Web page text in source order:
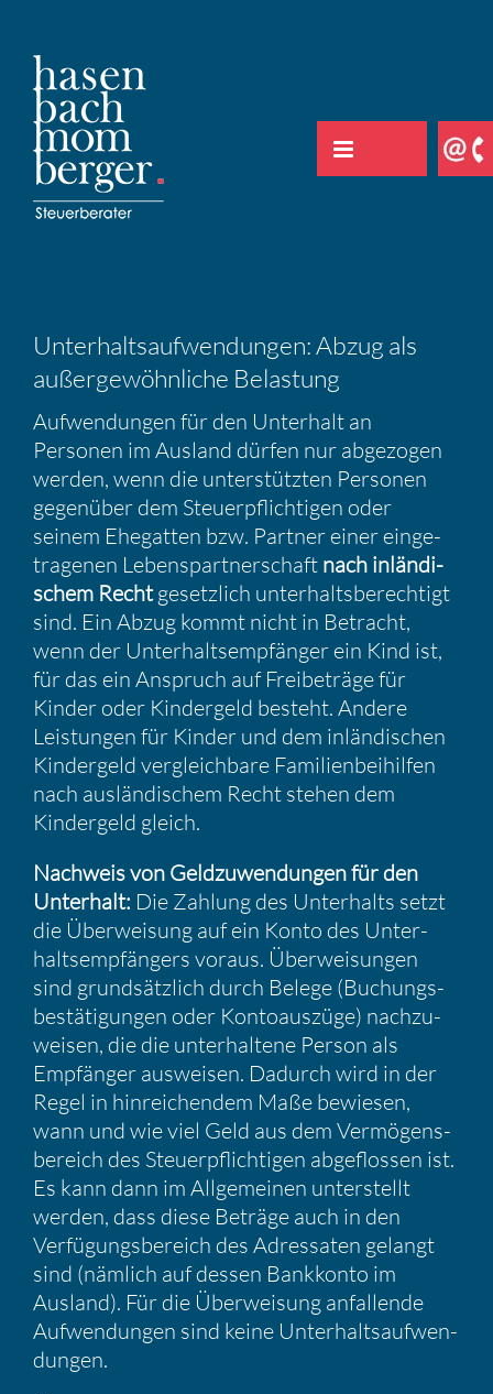
springen
Unter­halts­auf­wen­dungen: Abzug als
außer­ge­wöhn­liche Belas­tung
Aufwen­dungen für den Unter­halt an
Personen im Ausland dürfen nur abgezogen
werden, wenn die unter­stützten Personen
gegen­über dem Steuer­pflich­tigen oder
seinem Ehegatten bzw. Partner einer einge­
tra­genen Lebens­part­ner­schaft nach inlän­di­
schem Rechtgesetz­lich unter­halts­be­rech­tigt
sind. Ein Abzug kommt nicht in Betracht,
wenn der Unter­halts­emp­fänger ein Kind ist,
für das ein Anspruch auf Freibe­träge für
Kinder oder Kinder­geld besteht. Andere
Leistungen für Kinder und dem inlän­di­schen
Kinder­geld vergleich­bare Famili­en­bei­hilfen
nach auslän­di­schem Recht stehen dem
Kinder­geld gleich.
Nachweis von Geldzu­wen­dungen für den
Unter­halt: Die Zahlung des Unter­halts setzt
die Überwei­sung auf ein Konto des Unter­
halts­emp­fän­gers voraus. Überwei­sungen
sind grund­sätz­lich durch Belege (Buchungs­
be­stä­ti­gungen oder Konto­aus­züge) nachzu­
weisen, die die unter­hal­tene Person als
Empfänger ausweisen. Dadurch wird in der
Regel in hinrei­chendem Maße bewiesen,
wann und wie viel Geld aus dem Vermö­gens­
be­reich des Steuer­pflich­tigen abgeflossen ist.
Es kann dann im Allge­meinen unter­stellt
werden, dass diese Beträge auch in den
Verfü­gungs­be­reich des Adres­saten gelangt
sind (nämlich auf dessen Bankkonto im
Ausland). Für die Überwei­sung anfal­lende
Aufwen­dungen sind keine Unter­halts­auf­wen­
dungen.